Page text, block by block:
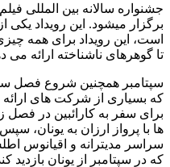
جشنواره سالانه بین المللی
برگزار میشود. این رویداد یکی
است، این رویداد برای همه
تا گوهرهای ناشناخته ارائه می
سپتامبر همچنین شروع فصل
که بسیاری از شرکت های ارائه
برای سفر به کارائبین در فصل
ها با پرواز ارزان به یونان،
سراسر مدیترانه و اقیانوس
که در سپتامبر از یونان بازدید